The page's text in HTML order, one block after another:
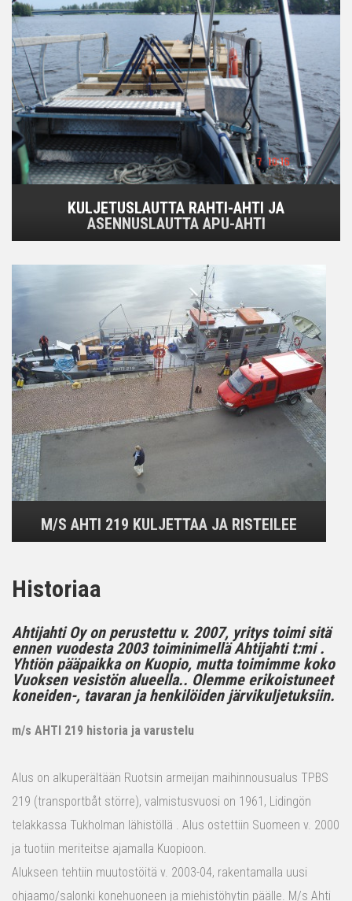
KULJETUSLAUTTA RAHTI-AHTI JA
ASENNUSLAUTTA APU-AHTI
M/S AHTI 219 KULJETTAA JA RISTEILEE
Historiaa
Ahtijahti Oy on perustettu v. 2007, yritys toimi sitä
ennen vuodesta 2003 toiminimellä Ahtijahti t:mi .
Yhtiön pääpaikka on Kuopio, mutta toimimme koko
Vuoksen vesistön alueella.. Olemme erikoistuneet
koneiden-, tavaran ja henkilöiden järvikuljetuksiin.
m/s AHTI 219 historia ja varustelu
Alus on alkuperältään Ruotsin armeijan maihinnousualus TPBS
219 (transportbåt större), valmistusvuosi on 1961, Lidingön
telakkassa Tukholman lähistöllä . Alus ostettiin Suomeen v. 2000
ja tuotiin meriteitse ajamalla Kuopioon.
Alukseen tehtiin muutostöitä v. 2003-04, rakentamalla uusi
ohjaamo/salonki konehuoneen ja miehistöhytin päälle. M/s Ahti